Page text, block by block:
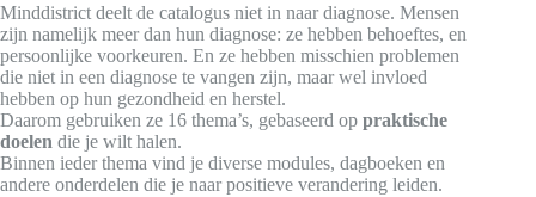
Minddistrict deelt de catalogus niet in naar diagnose. Mensen
zijn namelijk meer dan hun diagnose: ze hebben behoeftes, en
persoonlijke voorkeuren. En ze hebben misschien problemen
die niet in een diagnose te vangen zijn, maar wel invloed
hebben op hun gezondheid en herstel.
Daarom gebruiken ze 16 thema’s, gebaseerd op praktische
doelen die je wilt halen.
Binnen ieder thema vind je diverse modules, dagboeken en
andere onderdelen die je naar positieve verandering leiden.